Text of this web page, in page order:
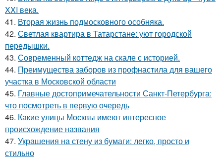
XXI века.
41. Вторая жизнь подмосковного особняка.
42. Светлая квартира в Татарстане: уют городской
передышки.
43. Современный коттедж на скале с историей.
44. Преимущества заборов из профнастила для вашего
участка в Московской области
45. Главные достопримечательности Санкт-Петербурга:
что посмотреть в первую очередь
46. Какие улицы Москвы имеют интересное
происхождение названия
47. Украшения на стену из бумаги: легко, просто и
стильно